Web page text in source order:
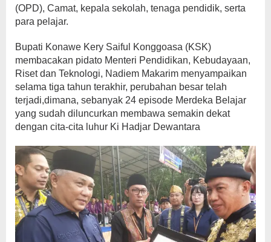
(OPD), Camat, kepala sekolah, tenaga pendidik, serta
para pelajar.
Bupati Konawe Kery Saiful Konggoasa (KSK)
membacakan pidato Menteri Pendidikan, Kebudayaan,
Riset dan Teknologi, Nadiem Makarim menyampaikan
selama tiga tahun terakhir, perubahan besar telah
terjadi,dimana, sebanyak 24 episode Merdeka Belajar
yang sudah diluncurkan membawa semakin dekat
dengan cita-cita luhur Ki Hadjar Dewantara